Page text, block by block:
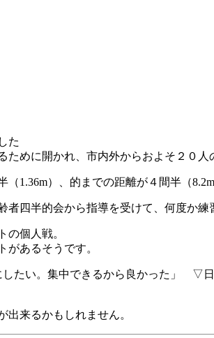
た
めに開かれ、市内外からおよそ２０人
）、的までの距離が４間半（
四半的会から指導を受けて、何度か練
の個人戦。
があるそうです。
たい。集中できるから良かった」 ▽
来るかもしれません。